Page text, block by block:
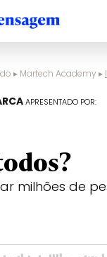
▸ Martech Academy ▸
APRESENTADO POR:
milhões de